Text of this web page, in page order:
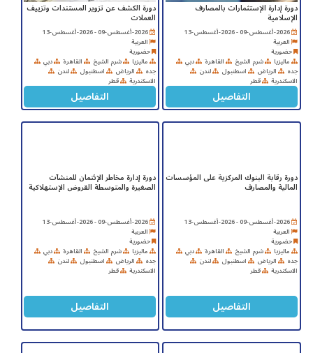
دورة إدارة الإستثمارات بالمصارف
الإسلامية
2026-أغسطس-09 - 2026-أغسطس-13
العربية
حضورية
ماليزيا شرم الشيخ القاهرة دبي
جده الرياض اسطنبول لندن
الاسكندرية قطر
التفاصيل
دورة الكشف عن تزوير المستندات وتزييف
العملات
2026-أغسطس-09 - 2026-أغسطس-13
العربية
حضورية
ماليزيا شرم الشيخ القاهرة دبي
جده الرياض اسطنبول لندن
الاسكندرية قطر
التفاصيل
دورة رقابة البنوك المركزية على المؤسسات
المالية والمصارف
2026-أغسطس-09 - 2026-أغسطس-13
العربية
حضورية
ماليزيا شرم الشيخ القاهرة دبي
جده الرياض اسطنبول لندن
الاسكندرية قطر
التفاصيل
دورة إدارة مخاطر الإئتمان للمنشآت
الصغيرة والمتوسطة القروض الإستهلاكية
2026-أغسطس-09 - 2026-أغسطس-13
العربية
حضورية
ماليزيا شرم الشيخ القاهرة دبي
جده الرياض اسطنبول لندن
الاسكندرية قطر
التفاصيل